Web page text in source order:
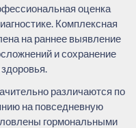
оценка
Комплексная
на раннее выявление
и сохранение
различаются по
на повседневную
гормональными